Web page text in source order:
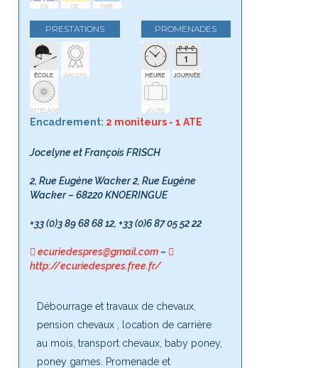
PRESTATIONS PROMENADES
Encadrement: 2 moniteurs - 1 ATE
Jocelyne et François FRISCH
2, Rue Eugène Wacker 2, Rue Eugène
Wacker – 68220 KNOERINGUE
+33 (0)3 89 68 68 12, +33 (0)6 87 05 52 22
ecuriedespres@gmail.com–
http://ecuriedespres.free.fr/
Débourrage et travaux de chevaux,
pension chevaux , location de carrière
au mois, transport chevaux, baby poney,
poney games. Promenade et